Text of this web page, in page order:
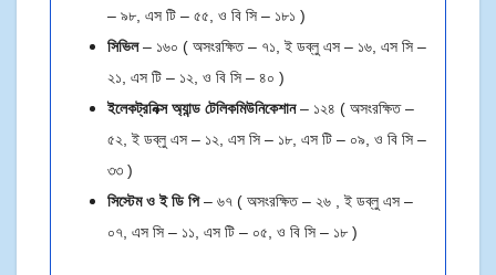
– ৯৮, এস টি – ৫৫, ও বি সি – ১৮১ )
সিভিল– ১৬০ ( অসংরক্ষিত – ৭১, ই ডব্লু এস – ১৬, এস সি –
২১, এস টি – ১২, ও বি সি – ৪০ )
ইলেকট্রনিক্স অ্যান্ড টেলিকমিউনিকেশান– ১২৪ ( অসংরক্ষিত –
৫২, ই ডব্লু এস – ১২, এস সি – ১৮, এস টি – ০৯, ও বি সি –
৩৩ )
সিস্টেম ও ই ডি পি– ৬৭ ( অসংরক্ষিত – ২৬ , ই ডব্লু এস –
০৭, এস সি – ১১, এস টি – ০৫, ও বি সি – ১৮ )